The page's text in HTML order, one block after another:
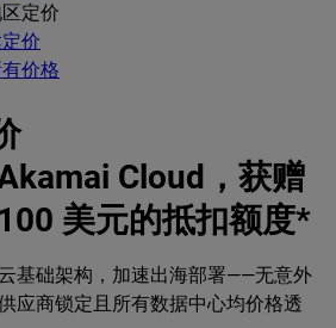
定价
价
价格
Cloud，获赠
美元的抵扣额度*
基础架构，加速出海部署——无意外
应商锁定且所有数据中心均价格透